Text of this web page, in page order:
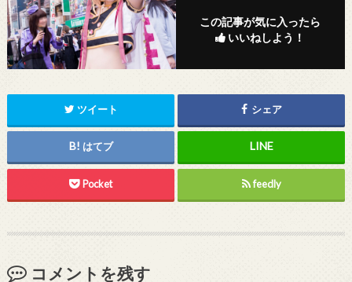
この記事が気に入ったら
いいねしよう！
ツイート シェア
はてブ
Pocket feedly
コメントを残す